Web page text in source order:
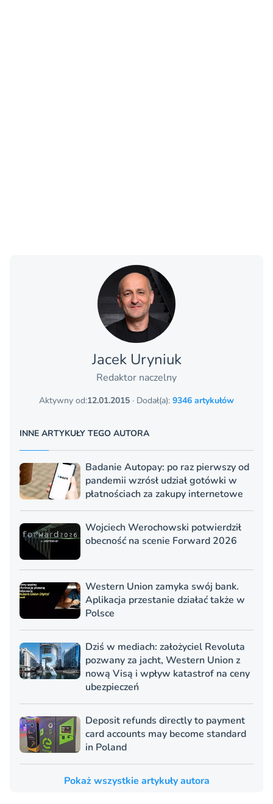
Jacek Uryniuk
Redaktor naczelny
Aktywny od:12.01.2015 · Dodał(a): 9346 artykułów
INNE ARTYKUŁY TEGO AUTORA
Badanie Autopay: po raz pierwszy od
pandemii wzrósł udział gotówki w
płatnościach za zakupy internetowe
Wojciech Werochowski potwierdził
obecność na scenie Forward 2026
Western Union zamyka swój bank.
Aplikacja przestanie działać także w
Polsce
Dziś w mediach: założyciel Revoluta
pozwany za jacht, Western Union z
nową Visą i wpływ katastrof na ceny
ubezpieczeń
Deposit refunds directly to payment
card accounts may become standard
in Poland
Pokaż wszystkie artykuły autora